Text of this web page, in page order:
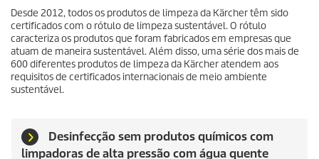
Desde 2012, todos os produtos de limpeza da Kärcher têm sido
certificados com o rótulo de limpeza sustentável. O rótulo
caracteriza os produtos que foram fabricados em empresas que
atuam de maneira sustentável. Além disso, uma série dos mais de
600 diferentes produtos de limpeza da Kärcher atendem aos
requisitos de certificados internacionais de meio ambiente
sustentável.
Desinfecção sem produtos químicos com
limpadoras de alta pressão com água quente